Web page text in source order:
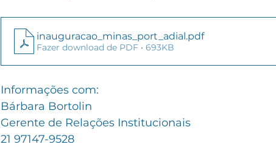
inauguracao_minas_port_adial.pdf
Fazer download de PDF • 693KB
Informações com:
Bárbara Bortolin
Gerente de Relações Institucionais
21 97147-9528